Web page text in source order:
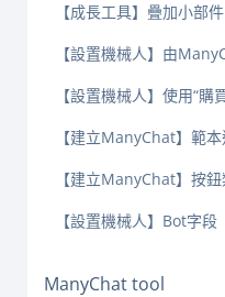
【成長工具】疊加小部件
【設置機械人】由
【設置機械人】使用“購
【建立ManyChat】範
【建立ManyChat】按
【設置機械人】Bot字段
ManyChat tool